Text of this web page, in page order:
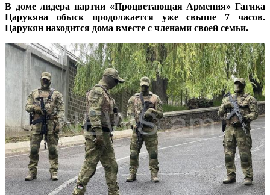
В доме лидера партии «Процветающая Армения» Гагика
Царукяна обыск продолжается уже свыше 7 часов.
Царукян находится дома вместе с членами своей семьи.